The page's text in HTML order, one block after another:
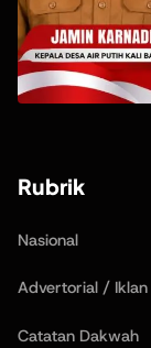
Rubrik
Nasional
Advertorial / Iklan
Catatan Dakwah